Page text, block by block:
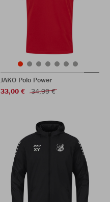
JAKO Polo Power
33,00 €
34,99 €